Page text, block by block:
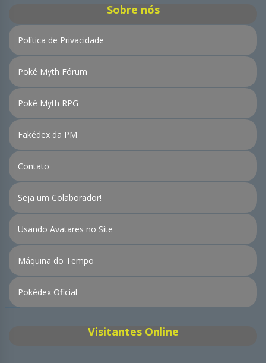
Sobre nós
Política de Privacidade
Poké Myth Fórum
Poké Myth RPG
Fakédex da PM
Contato
Seja um Colaborador!
Usando Avatares no Site
Máquina do Tempo
Pokédex Oficial
Visitantes Online